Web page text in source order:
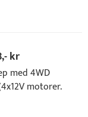
kr
med 4WD
motorer.